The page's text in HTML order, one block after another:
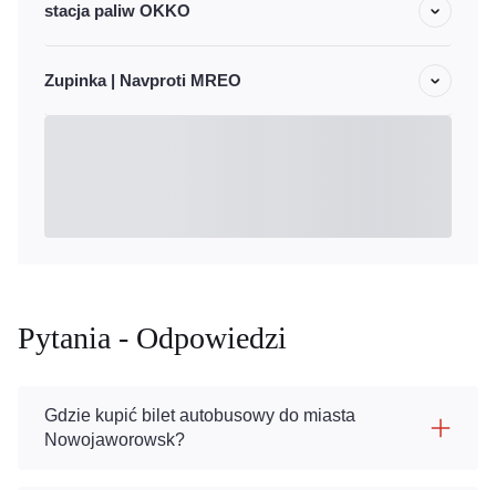
stacja paliw OKKO
Zupinka | Navproti MREO
Pytania - Odpowiedzi
Gdzie kupić bilet autobusowy do miasta
Nowojaworowsk?